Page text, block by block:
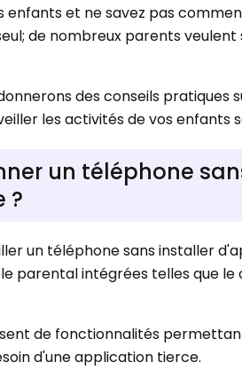
enfants et ne savez pas
de nombreux parents
des conseils pratiques
les activités de vos
un téléphone
?
un téléphone sans installer
parental intégrées telles que
de fonctionnalités
d'une application tierce.